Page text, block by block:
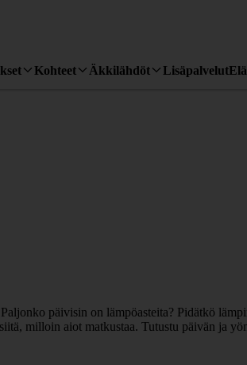
Kohteet Äkkilähdöt Lisäpalvelut
päivisin on lämpöasteita? Pidätkö
milloin aiot matkustaa. Tutustu päivän ja